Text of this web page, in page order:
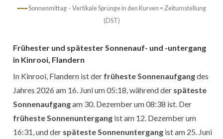
Sonnenmittag · Vertikale Sprünge in den Kurven = Zeitumstellung
(DST)
Frühester und spätester Sonnenauf- und -untergang
in Kinrooi, Flandern
In Kinrooi, Flandern ist der früheste Sonnenaufgangdes
Jahres 2026 am 16. Juni um 05:18, während der späteste
Sonnenaufgangam 30. Dezember um 08:38 ist. Der
früheste Sonnenuntergang ist am 12. Dezember um
16:31, und der späteste Sonnenuntergang ist am 25. Juni